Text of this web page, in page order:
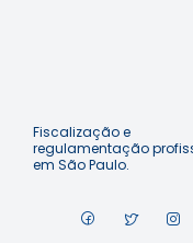
Fiscalização e
regulamentação
em São Paulo.